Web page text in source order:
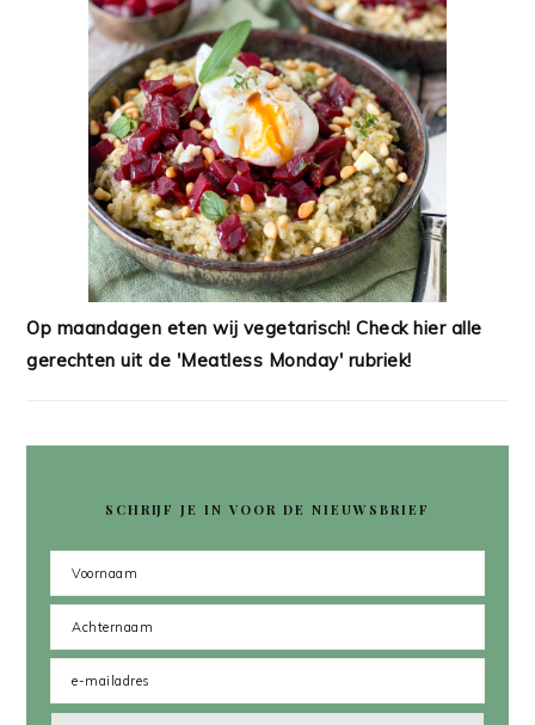
Op maandagen eten wij vegetarisch! Check hier alle
gerechten uit de 'Meatless Monday' rubriek!
SCHRIJF JE IN VOOR DE NIEUWSBRIEF